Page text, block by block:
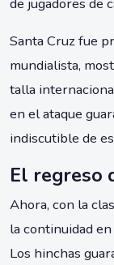
Santa Cruz fue
mundialista,
talla
en el ataque
indiscutible de
El regreso
Ahora, con la
la continuidad
Los hinchas